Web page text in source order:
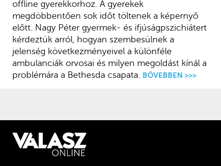
offline gyerekkorhoz. A gyerekek
megdöbbentően sok időt töltenek a képernyő
előtt. Nagy Péter gyermek- és ifjúságpszichiátert
kérdeztük arról, hogyan szembesülnek a
jelenség következményeivel a különféle
ambulanciák orvosai és milyen megoldást kínál a
problémára a Bethesda csapata. BŐVEBBEN >>>